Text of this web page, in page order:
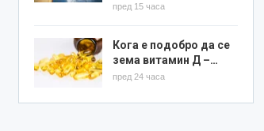
пред 15 часа
Кога е подобро да се
зема витамин Д –…
пред 24 часа